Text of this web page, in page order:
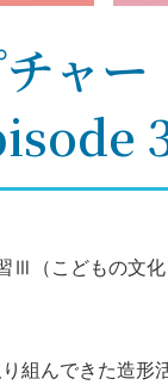
チャ
（こどもの文
んできた造形